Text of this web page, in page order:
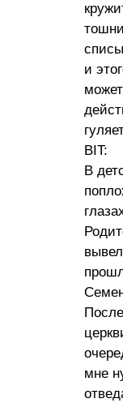
и
BIT:
В
мне